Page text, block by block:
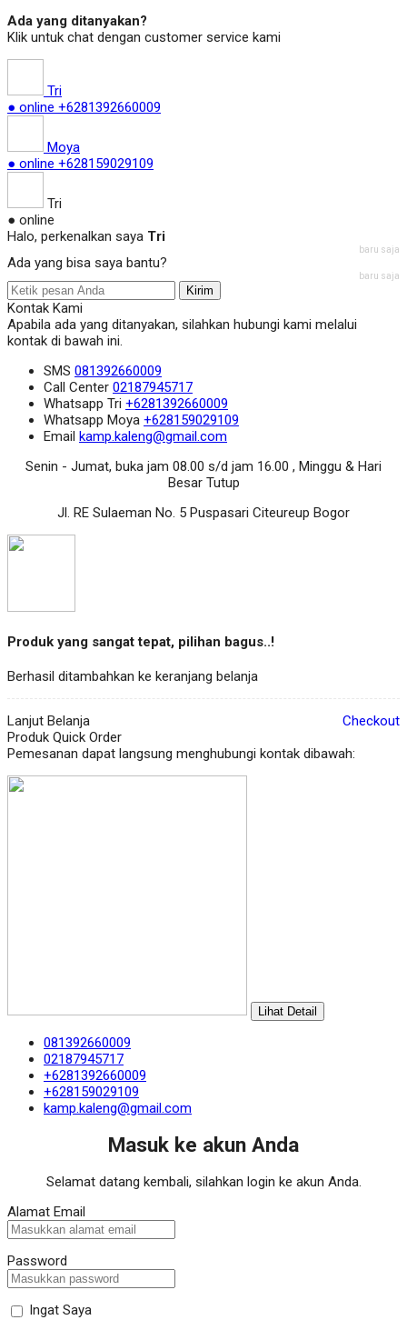
Ada yang ditanyakan?
Klik untuk chat dengan customer service kami
Tri
● online +6281392660009
Moya
● online +628159029109
Tri
● online
Halo, perkenalkan saya Tri
baru saja
Ada yang bisa saya bantu?
baru saja
Kirim
Kontak Kami
Apabila ada yang ditanyakan, silahkan hubungi kami melalui
kontak di bawah ini.
SMS 081392660009
Call Center 02187945717
Whatsapp Tri +6281392660009
Whatsapp Moya +628159029109
Email kamp.kaleng@gmail.com
Senin - Jumat, buka jam 08.00 s/d jam 16.00 , Minggu & Hari
Besar Tutup
Jl. RE Sulaeman No. 5 Puspasari Citeureup Bogor
Produk yang sangat tepat, pilihan bagus..!
Berhasil ditambahkan ke keranjang belanja
Lanjut Belanja
Checkout
Produk Quick Order
Pemesanan dapat langsung menghubungi kontak dibawah:
Lihat Detail
081392660009
02187945717
+6281392660009
+628159029109
kamp.kaleng@gmail.com
Masuk ke akun Anda
Selamat datang kembali, silahkan login ke akun Anda.
Alamat Email
Password
Ingat Saya